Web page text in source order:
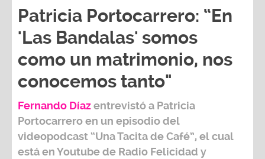
Patricia Portocarrero: “En
'Las Bandalas' somos
como un matrimonio, nos
conocemos tanto"
Fernando Díazentrevistó a Patricia
Portocarreroen un episodio del
videopodcast “Una Tacita de Café”, el cual
está en Youtube de Radio Felicidad y